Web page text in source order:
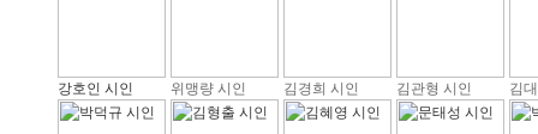
강호인 시인 위맹량 시인 김경희 시인 김관형 시인 김